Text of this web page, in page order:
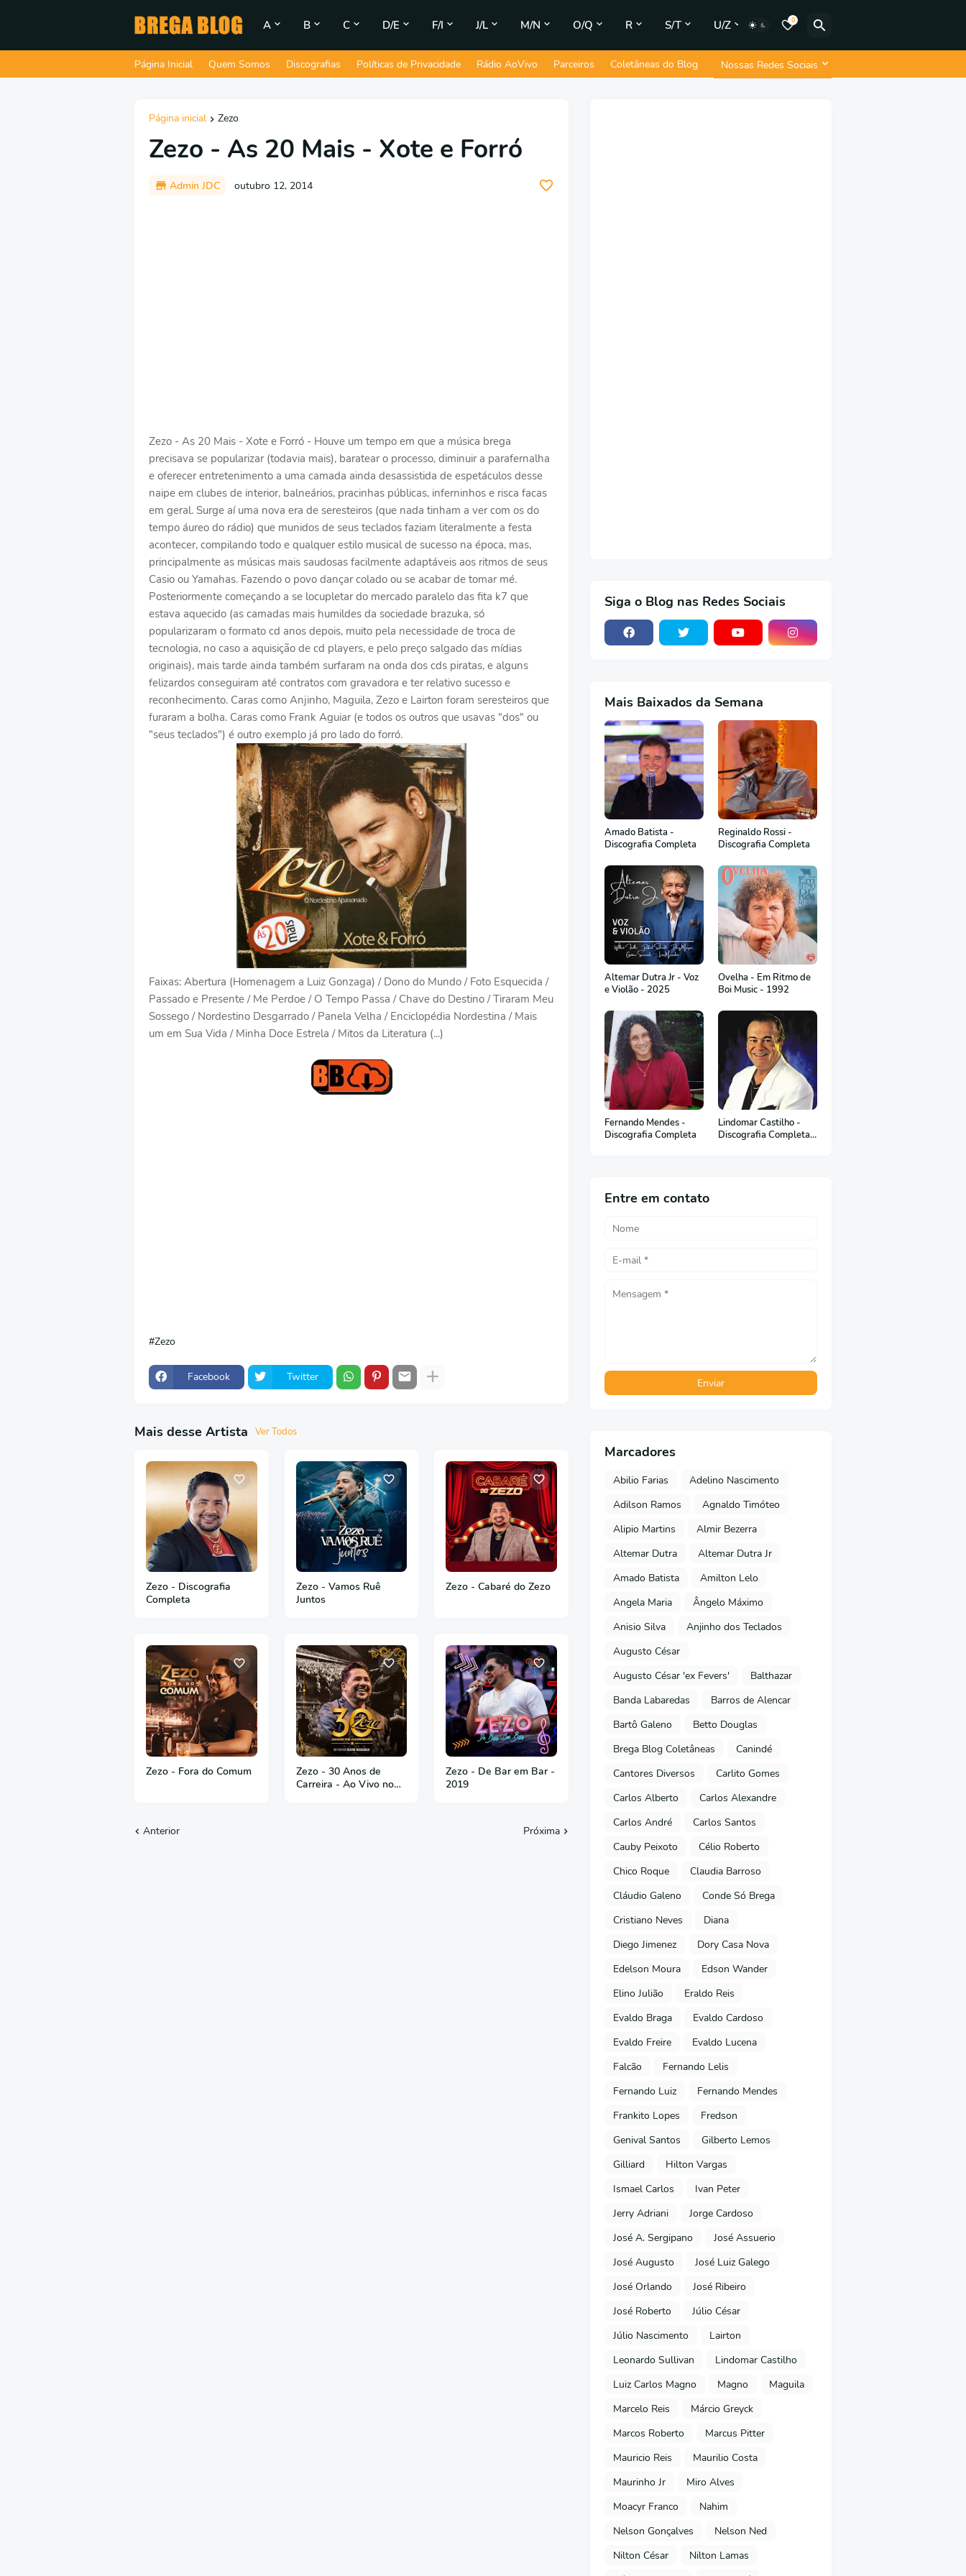
A B C D/E F/I J/L M/N O/Q R S/T U/Z 0
Página Inicial Quem Somos Discografias Políticas de Privacidade Rádio AoVivo Parceiros Coletâneas do Blog Nossas Redes Sociais
Página inicial Zezo
Zezo - As 20 Mais - Xote e Forró
Admin JDC outubro 12, 2014
Zezo - As 20 Mais - Xote e Forró - Houve um tempo em que a música brega
precisava se popularizar (todavia mais), baratear o processo, diminuir a parafernalha
e oferecer entretenimento a uma camada ainda desassistida de espetáculos desse
naipe em clubes de interior, balneários, pracinhas públicas, inferninhos e risca facas
em geral. Surge aí uma nova era de seresteiros (que nada tinham a ver com os do
tempo áureo do rádio) que munidos de seus teclados faziam literalmente a festa
acontecer, compilando todo e qualquer estilo musical de sucesso na época, mas,
principalmente as músicas mais saudosas facilmente adaptáveis aos ritmos de seus
Casio ou Yamahas. Fazendo o povo dançar colado ou se acabar de tomar mé.
Posteriormente começando a se locupletar do mercado paralelo das fita k7 que
estava aquecido (as camadas mais humildes da sociedade brazuka, só
popularizaram o formato cd anos depois, muito pela necessidade de troca de
tecnologia, no caso a aquisição de cd players, e pelo preço salgado das mídias
originais), mais tarde ainda também surfaram na onda dos cds piratas, e alguns
felizardos conseguiram até contratos com gravadora e ter relativo sucesso e
reconhecimento. Caras como Anjinho, Maguila, Zezo e Lairton foram seresteiros que
furaram a bolha. Caras como Frank Aguiar (e todos os outros que usavas "dos" ou
"seus teclados") é outro exemplo já pro lado do forró.
Faixas: Abertura (Homenagem a Luiz Gonzaga) / Dono do Mundo / Foto Esquecida /
Passado e Presente / Me Perdoe / O Tempo Passa / Chave do Destino / Tiraram Meu
Sossego / Nordestino Desgarrado / Panela Velha / Enciclopédia Nordestina / Mais
um em Sua Vida / Minha Doce Estrela / Mitos da Literatura (...)
Zezo
Facebook Twitter
Mais desse Artista Ver Todos
Zezo - Discografia
Completa
Zezo - Vamos Ruê
Juntos
Zezo - Cabaré do Zezo
Zezo - Fora do Comum
Zezo - 30 Anos de
Carreira - Ao Vivo no
Zezo - De Bar em Bar -
2019
Anterior Próxima
Siga o Blog nas Redes Sociais
Mais Baixados da Semana
Amado Batista -
Discografia Completa
Reginaldo Rossi -
Discografia Completa
Altemar Dutra Jr - Voz
e Violão - 2025
Ovelha - Em Ritmo de
Boi Music - 1992
Fernando Mendes -
Discografia Completa
Lindomar Castilho -
Discografia Completa
Entre em contato
Marcadores
Abilio Farias
Adelino Nascimento
Adilson Ramos
Agnaldo Timóteo
Alipio Martins
Almir Bezerra
Altemar Dutra
Altemar Dutra Jr
Amado Batista
Amilton Lelo
Angela Maria
Ângelo Máximo
Anisio Silva
Anjinho dos Teclados
Augusto César
Augusto César 'ex Fevers'
Balthazar
Banda Labaredas
Barros de Alencar
Bartô Galeno
Betto Douglas
Brega Blog Coletâneas
Canindé
Cantores Diversos
Carlito Gomes
Carlos Alberto
Carlos Alexandre
Carlos André
Carlos Santos
Cauby Peixoto
Célio Roberto
Chico Roque
Claudia Barroso
Cláudio Galeno
Conde Só Brega
Cristiano Neves
Diana
Diego Jimenez
Dory Casa Nova
Edelson Moura
Edson Wander
Elino Julião
Eraldo Reis
Evaldo Braga
Evaldo Cardoso
Evaldo Freire
Evaldo Lucena
Falcão
Fernando Lelis
Fernando Luiz
Fernando Mendes
Frankito Lopes
Fredson
Genival Santos
Gilberto Lemos
Gilliard
Hilton Vargas
Ismael Carlos
Ivan Peter
Jerry Adriani
Jorge Cardoso
José A. Sergipano
José Assuerio
José Augusto
José Luiz Galego
José Orlando
José Ribeiro
José Roberto
Júlio César
Júlio Nascimento
Lairton
Leonardo Sullivan
Lindomar Castilho
Luiz Carlos Magno
Magno
Maguila
Marcelo Reis
Márcio Greyck
Marcos Roberto
Marcus Pitter
Mauricio Reis
Maurilio Costa
Maurinho Jr
Miro Alves
Moacyr Franco
Nahim
Nelson Gonçalves
Nelson Ned
Nilton César
Nilton Lamas